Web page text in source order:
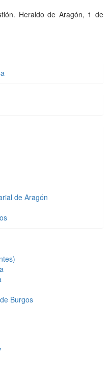
Heraldo de Aragón, 1 de
de Aragón
Burgos